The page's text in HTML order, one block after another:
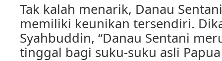
Tak kalah menarik, Danau
memiliki keunikan tersendiri.
Syahbuddin, “Danau Sentani
tinggal bagi suku-suku asli